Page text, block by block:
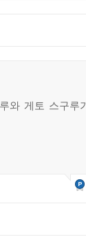
와 게토 스구루